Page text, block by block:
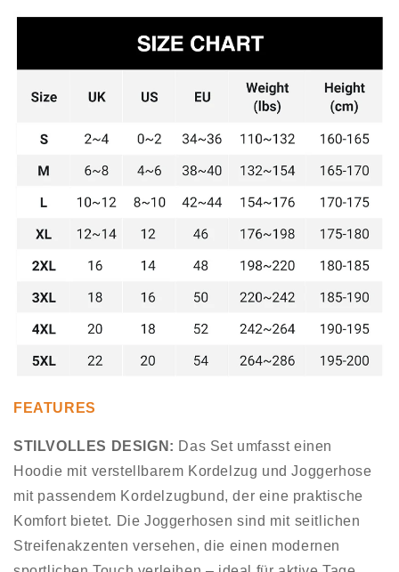
FEATURES
STILVOLLES DESIGN: Das Set umfasst einen
Hoodie mit verstellbarem Kordelzug und Joggerhose
mit passendem Kordelzugbund, der eine praktische
Komfort bietet. Die Joggerhosen sind mit seitlichen
Streifenakzenten versehen, die einen modernen